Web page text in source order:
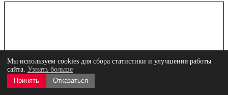
Мы используем cookies для сбора статистики и улучшения работы
сайта. Узнать больше
Принять
Отказаться